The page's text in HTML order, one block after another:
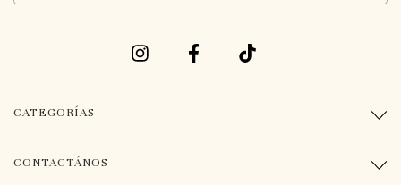
CATEGORÍAS
CONTACTÁNOS